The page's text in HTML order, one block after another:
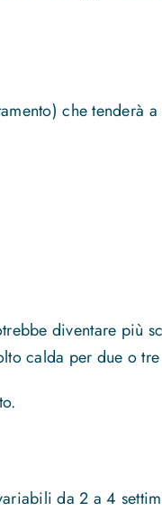
che tenderà
diventare più
calda per due o
da 2 a 4